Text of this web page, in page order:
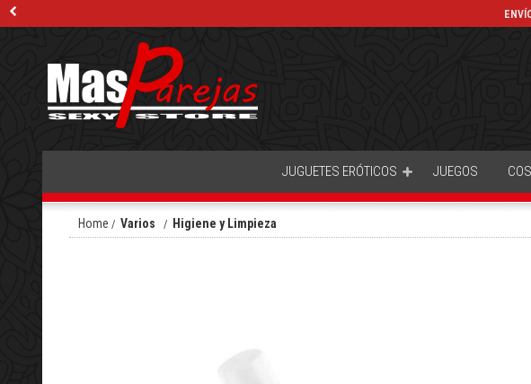
JUGUETES ERÓTICOS JUEGOS
Home Varios Higiene y Limpieza